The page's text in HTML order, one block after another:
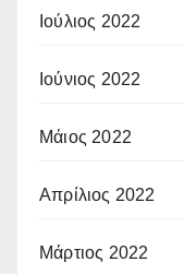
Ιούλιος 2022
Ιούνιος 2022
Μάιος 2022
Απρίλιος 2022
Μάρτιος 2022